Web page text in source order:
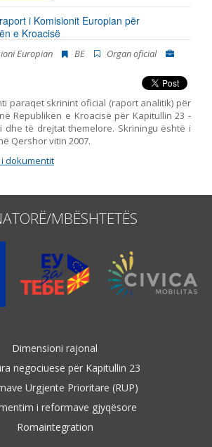
i Komisionit Europian për
e Kroacisë
Europian BE
Organ oficial
paraqet skrinint oficial (raport analitik) për
Republikën e Kroacisë për Kapitullin 23 -
dhe të drejtat themelore. Skriningu është i
Qershor vitin 2007.
dokumentit
MBËSHTETËS
Dimensioni rajonal
negociuese për Kapitullin 23
Urgjente Prioritare (RUP)
i reformave gjyqësore
Romaintegration